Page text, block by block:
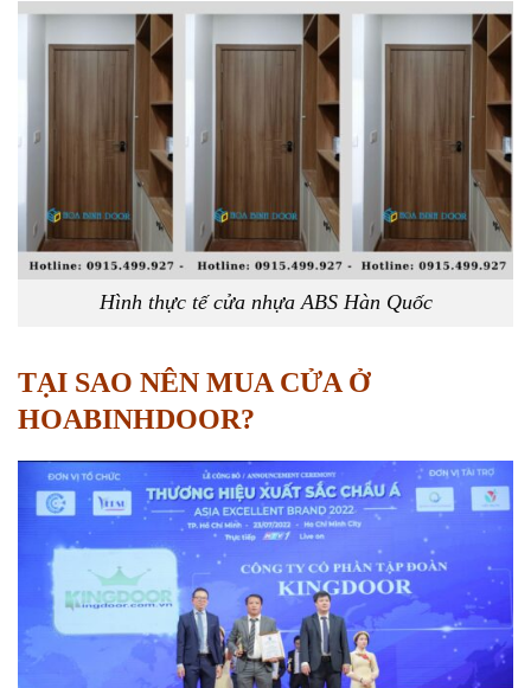
Hình thực tế cửa nhựa ABS Hàn Quốc
TẠI SAO NÊN MUA CỬA Ở
HOABINHDOOR?